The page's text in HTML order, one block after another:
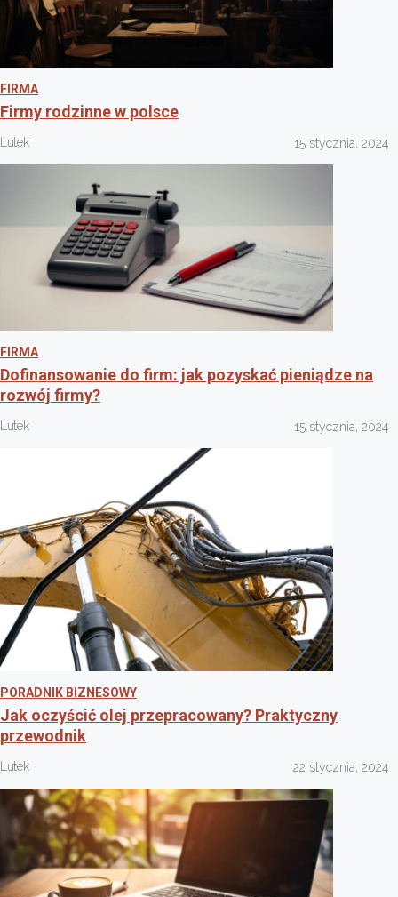
FIRMA
Firmy rodzinne w polsce
Lutek 15 stycznia, 2024
FIRMA
Dofinansowanie do firm: jak pozyskać pieniądze na
rozwój firmy?
Lutek 15 stycznia, 2024
PORADNIK BIZNESOWY
Jak oczyścić olej przepracowany? Praktyczny
przewodnik
Lutek 22 stycznia, 2024